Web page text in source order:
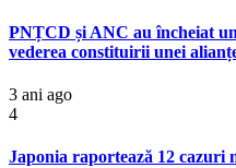
PNȚCD și ANC au încheiat
vederea constituirii unei
3 ani ago
4
Japonia raportează 12 cazuri